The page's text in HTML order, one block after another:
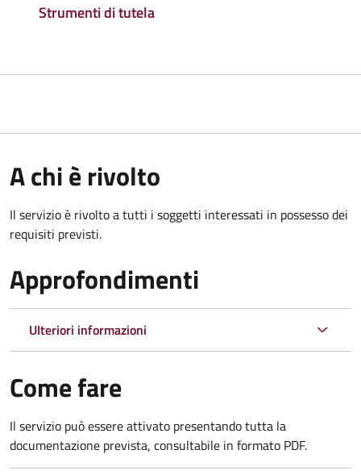
Strumenti di tutela
A chi è rivolto
Il servizio è rivolto a tutti i soggetti interessati in possesso dei
requisiti previsti.
Approfondimenti
Ulteriori informazioni
Come fare
Il servizio può essere attivato presentando tutta la
documentazione prevista, consultabile in formato PDF.